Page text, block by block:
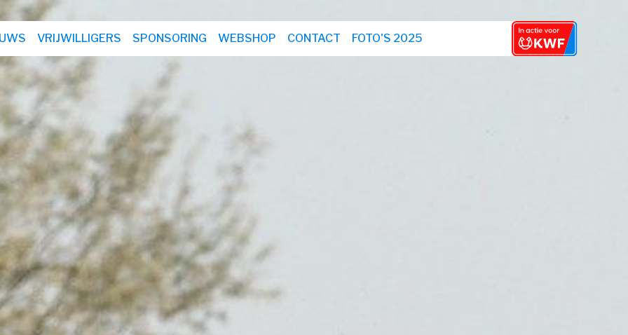
VRIJWILLIGERS SPONSORING WEBSHOP CONTACT FOTO'S 2025